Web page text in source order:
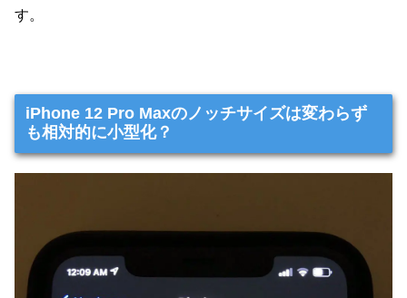
す。
iPhone 12 Pro Maxのノッチサイズは変わらず
も相対的に小型化？